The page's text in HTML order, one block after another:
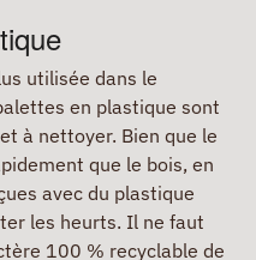
utilisée dans le
en plastique sont
à nettoyer. Bien que le
que le bois, en
avec du plastique
les heurts. Il ne faut
100 % recyclable de